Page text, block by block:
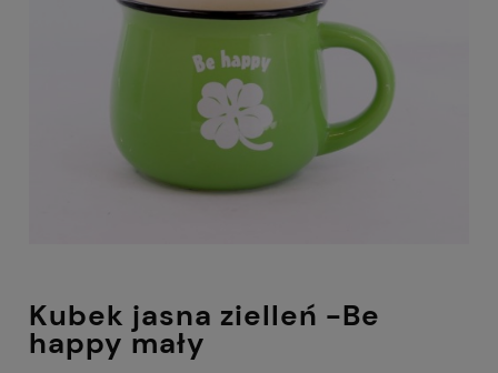
Kubek jasna zielleń -Be
happy mały